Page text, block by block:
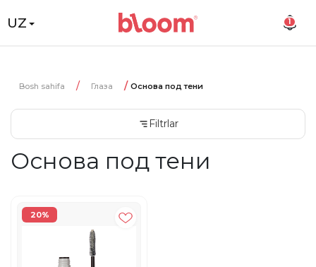
UZ 1
Bosh sahifa Глаза Основа под тени
Filtrlar
Основа под тени
20%